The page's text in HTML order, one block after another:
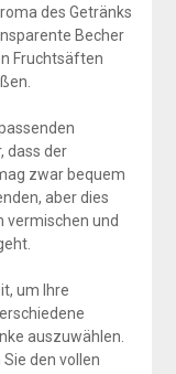
des Getränks
Becher
Fruchtsäften
dass der
zwar bequem
aber dies
vermischen und
um Ihre
auszuwählen.
Sie den vollen